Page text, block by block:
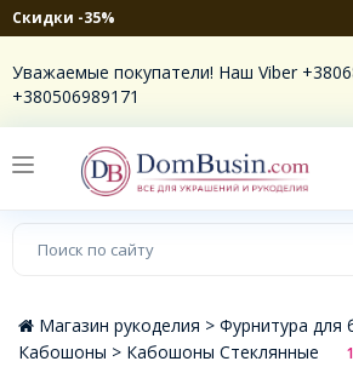
Скидки -35%
Уважаемые покупатели! Наш Viber
+380506989171
Магазин рукоделия > Фурнитура для
Кабошоны > Кабошоны Стеклянные